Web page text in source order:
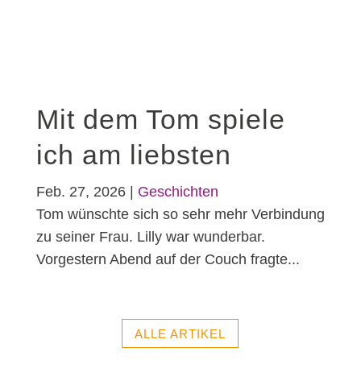
Mit dem Tom spiele
ich am liebsten
Feb. 27, 2026| Geschichten
Tom wünschte sich so sehr mehr Verbindung
zu seiner Frau. Lilly war wunderbar.
Vorgestern Abend auf der Couch fragte...
ALLE ARTIKEL